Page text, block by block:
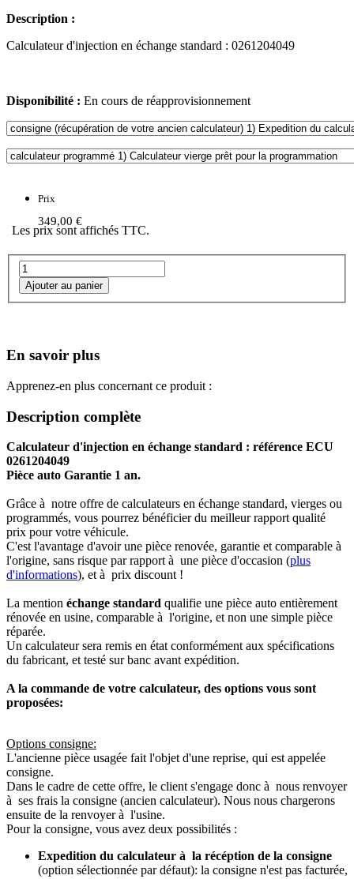
Description :
Calculateur d'injection en échange standard : 0261204049
Disponibilité : En cours de réapprovisionnement
Prix
349,00 €
Les prix sont affichés TTC.
En savoir plus
Apprenez-en plus concernant ce produit :
Description complète
Calculateur d'injection en échange standard : référence ECU
0261204049
Pièce auto Garantie 1 an.
Grâce à notre offre de calculateurs en échange standard, vierges ou
programmés, vous pourrez bénéficier du meilleur rapport qualité
prix pour votre véhicule.
C'est l'avantage d'avoir une pièce renovée, garantie et comparable à
l'origine, sans risque par rapport à une pièce d'occasion (plus
d'informations), et à prix discount !
La mention échange standard qualifie une pièce auto entièrement
rénovée en usine, comparable à l'origine, et non une simple pièce
réparée.
Un calculateur sera remis en état conformément aux spécifications
du fabricant, et testé sur banc avant expédition.
A la commande de votre calculateur, des options vous sont
proposées:
Options consigne:
L'ancienne pièce usagée fait l'objet d'une reprise, qui est appelée
consigne.
Dans le cadre de cette offre, le client s'engage donc à nous renvoyer
à ses frais la consigne (ancien calculateur). Nous nous chargerons
ensuite de la renvoyer à l'usine.
Pour la consigne, vous avez deux possibilités :
Expedition du calculateur à la récéption de la consigne
(option sélectionnée par défaut): la consigne n'est pas facturée,